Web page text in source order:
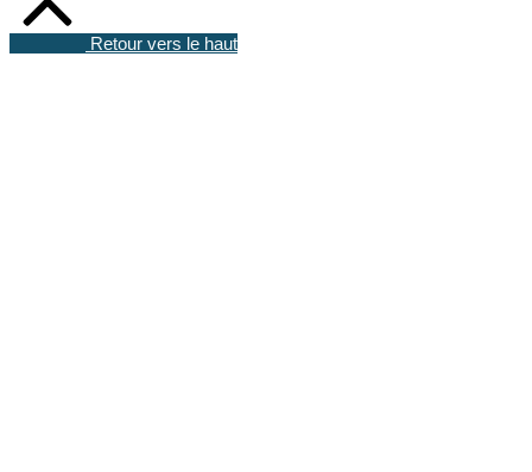
Retour vers le haut